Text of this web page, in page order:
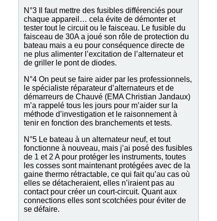
N°3 Il faut mettre des fusibles différenciés pour
chaque appareil… cela évite de démonter et
tester tout le circuit ou le faisceau. Le fusible du
faisceau de 30A a joué son rôle de protection du
bateau mais a eu pour conséquence directe de
ne plus alimenter l’excitation de l’alternateur et
de griller le pont de diodes.
N°4 On peut se faire aider par les professionnels,
le spécialiste réparateur d’alternateurs et de
démarreurs de Chauvé (EMA Christian Jandaux)
m’a rappelé tous les jours pour m’aider sur la
méthode d’investigation et le raisonnement à
tenir en fonction des branchements et tests.
N°5 Le bateau à un alternateur neuf, et tout
fonctionne à nouveau, mais j’ai posé des fusibles
de 1 et 2 A pour protéger les instruments, toutes
les cosses sont maintenant protégées avec de la
gaine thermo rétractable, ce qui fait qu’au cas où
elles se détacheraient, elles n’iraient pas au
contact pour créer un court-circuit. Quant aux
connections elles sont scotchées pour éviter de
se défaire.